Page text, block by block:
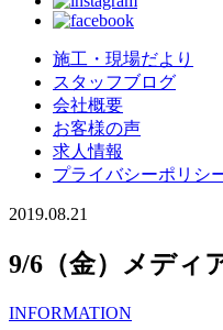
施工・現場だより
スタッフブログ
会社概要
お客様の声
求人情報
プライバシーポリシ
2019.08.21
9/6（金）メディ
INFORMATION